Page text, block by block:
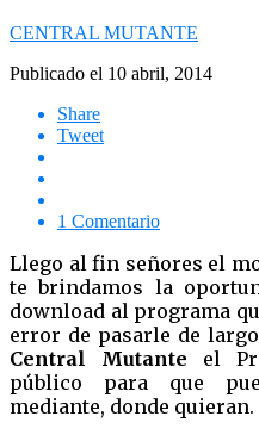
CENTRAL MUTANTE
Publicado el 10 abril, 2014
Share
Tweet
1 Comentario
Llego al fin señores el
te brindamos la
download al programa
error de pasarle de
Central Mutante el
público para que
mediante, donde quieran.